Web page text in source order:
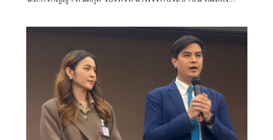
พรรคภูมิใจไทย ก็จำเป็นต้องพูดคุยกับพรรคประชาชนด้วยว่า